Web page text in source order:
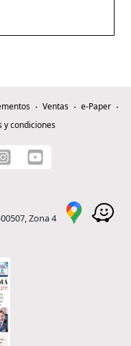
Ventas
e-Paper
y condiciones
Zona 4